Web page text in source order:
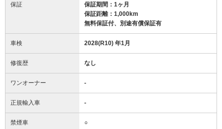
保証
保証期間：1ヶ月
保証距離：1,000km
無料保証付、別途有償保証有
車検 2028(R10) 年1月
修復歴 なし
ワンオーナー -
正規輸入車 -
禁煙車 ○